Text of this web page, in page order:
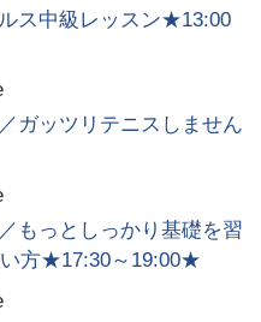
ス中級レッスン★13:00
ガッツリテニスしません
もっとしっかり基礎を習
方★17:30～19:00★